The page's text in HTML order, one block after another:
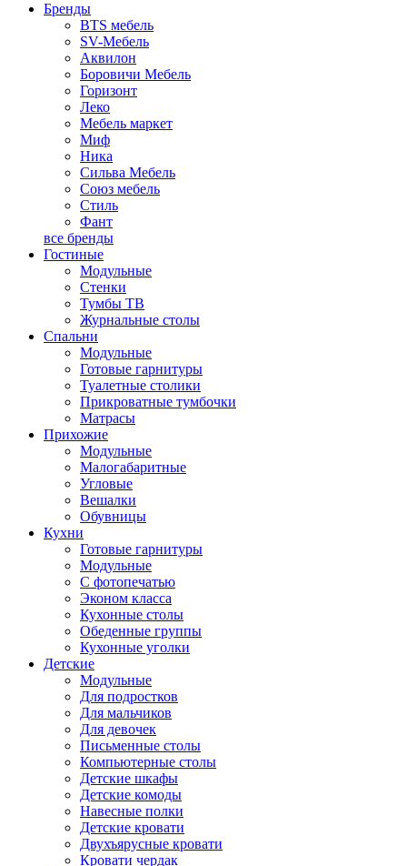
Бренды
BTS мебель
SV-Мебель
Аквилон
Боровичи Мебель
Горизонт
Леко
Мебель маркет
Миф
Ника
Сильва Мебель
Союз мебель
Стиль
Фант
все бренды
Гостиные
Модульные
Стенки
Тумбы ТВ
Журнальные столы
Спальни
Модульные
Готовые гарнитуры
Туалетные столики
Прикроватные тумбочки
Матрасы
Прихожие
Модульные
Малогабаритные
Угловые
Вешалки
Обувницы
Кухни
Готовые гарнитуры
Модульные
С фотопечатью
Эконом класса
Кухонные столы
Обеденные группы
Кухонные уголки
Детские
Модульные
Для подростков
Для мальчиков
Для девочек
Письменные столы
Компьютерные столы
Детские шкафы
Детские комоды
Навесные полки
Детские кровати
Двухъярусные кровати
Кровати чердак